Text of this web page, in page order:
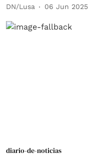
DN/Lusa 06 Jun 2025
diario-de-noticias